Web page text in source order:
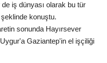
iş dünyası olarak bu tür
şeklinde konuştu.
sonunda Hayırsever
Gaziantep'in el işçiliği